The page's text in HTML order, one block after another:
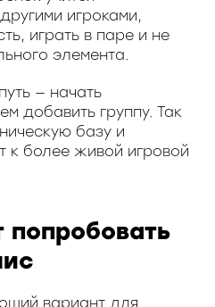
игроками,
играть в паре и не
элемента.
— начать
добавить группу. Так
базу и
к более живой игровой
попробовать
вариант для